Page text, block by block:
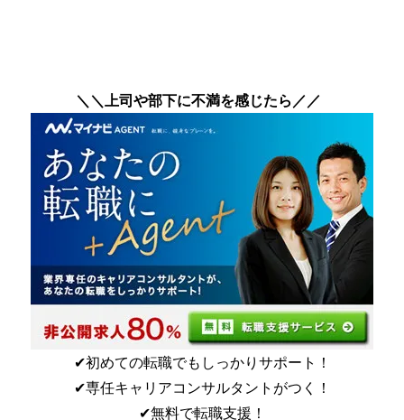
＼＼上司や部下に不満を感じたら／／
✔︎初めての転職でもしっかりサポート！
✔︎専任キャリアコンサルタントがつく！
✔︎無料で転職支援！